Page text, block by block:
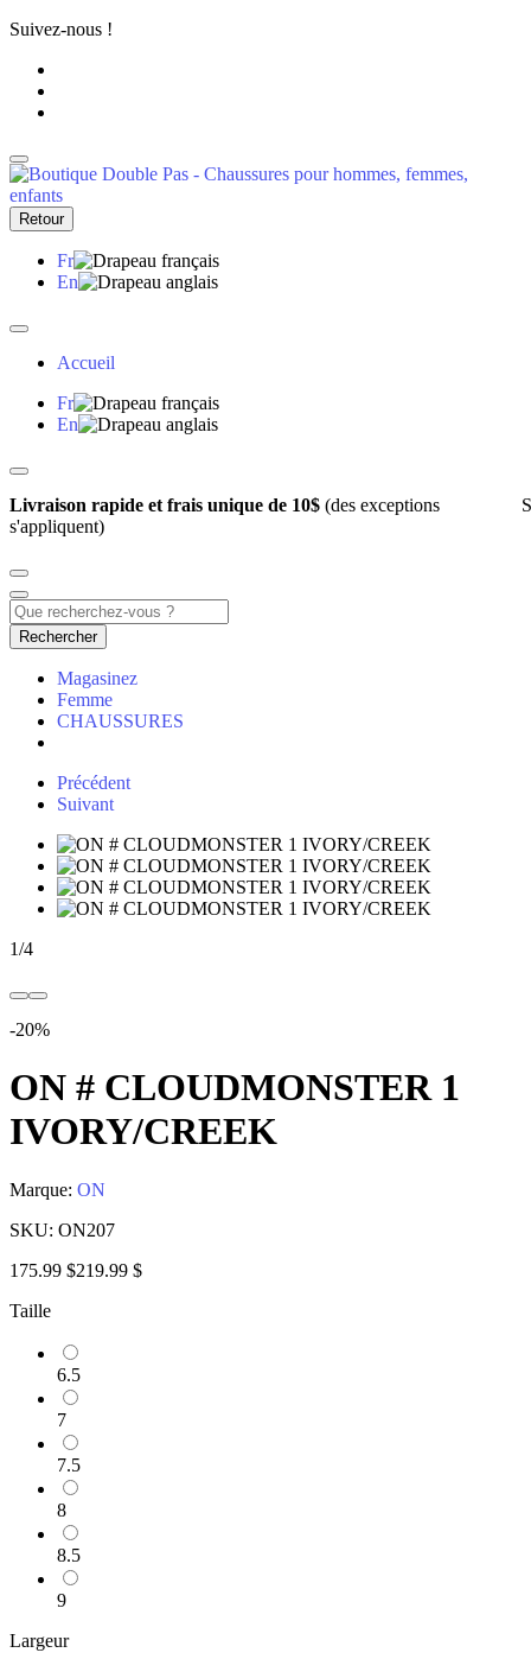
Suivez-nous !
Retour
Fr
En
Accueil
Fr
En
Livraison rapide et frais unique de 10$ (des exceptions
s'appliquent)
Rechercher
Magasinez
Femme
CHAUSSURES
Précédent
Suivant
1/4
-20%
ON # CLOUDMONSTER 1
IVORY/CREEK
Marque: ON
SKU: ON207
175.99 $219.99 $
Taille
6.5
7
7.5
8
8.5
9
Largeur